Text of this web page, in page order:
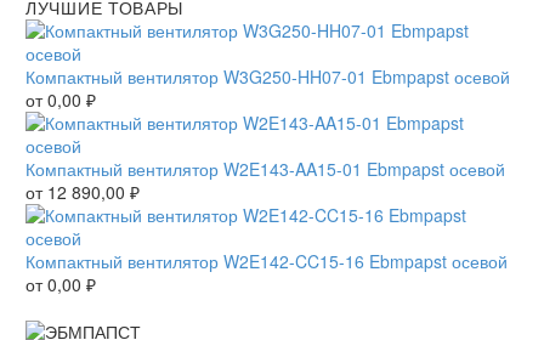
ЛУЧШИЕ ТОВАРЫ
Компактный вентилятор W3G250-HH07-01 Ebmpapst осевой
от0,00 ₽
Компактный вентилятор W2E143-AA15-01 Ebmpapst осевой
от 12 890,00 ₽
Компактный вентилятор W2E142-CC15-16 Ebmpapst осевой
от0,00 ₽